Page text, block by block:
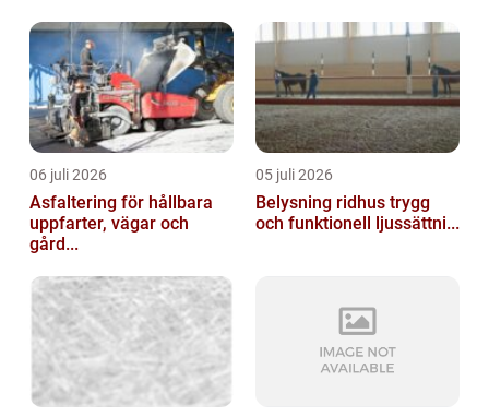
06 juli 2026
Asfaltering för hållbara
uppfarter, vägar och
gård...
05 juli 2026
Belysning ridhus trygg
och funktionell ljussättni...